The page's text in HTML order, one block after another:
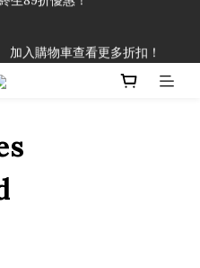
生89折優惠！
件滿$999（不含運費），即可